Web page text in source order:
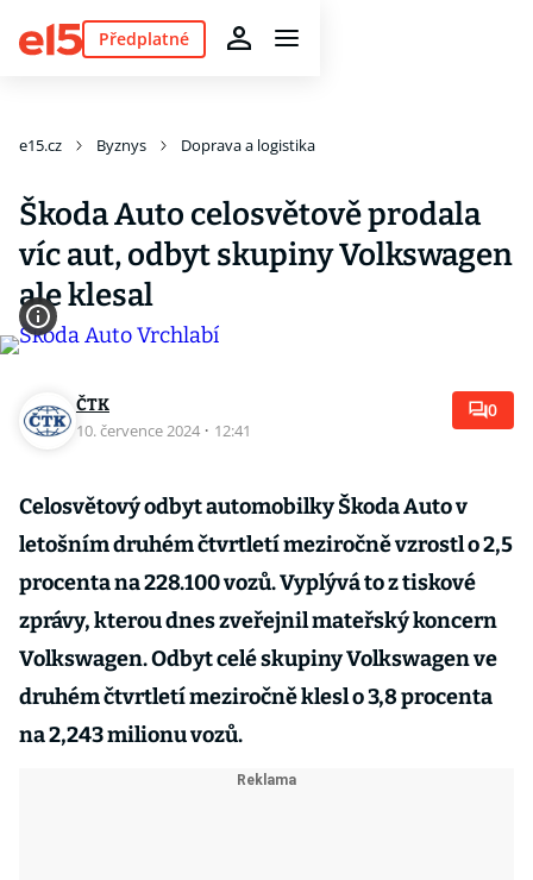
Předplatné
e15.cz Byznys Doprava a logistika
Škoda Auto celosvětově prodala
víc aut, odbyt skupiny Volkswagen
ale klesal
ČTK
10. července 2024 · 12:41
0
Celosvětový odbyt automobilky Škoda Auto v
letošním druhém čtvrtletí meziročně vzrostl o 2,5
procenta na 228.100 vozů. Vyplývá to z tiskové
zprávy, kterou dnes zveřejnil mateřský koncern
Volkswagen. Odbyt celé skupiny Volkswagen ve
druhém čtvrtletí meziročně klesl o 3,8 procenta
na 2,243 milionu vozů.